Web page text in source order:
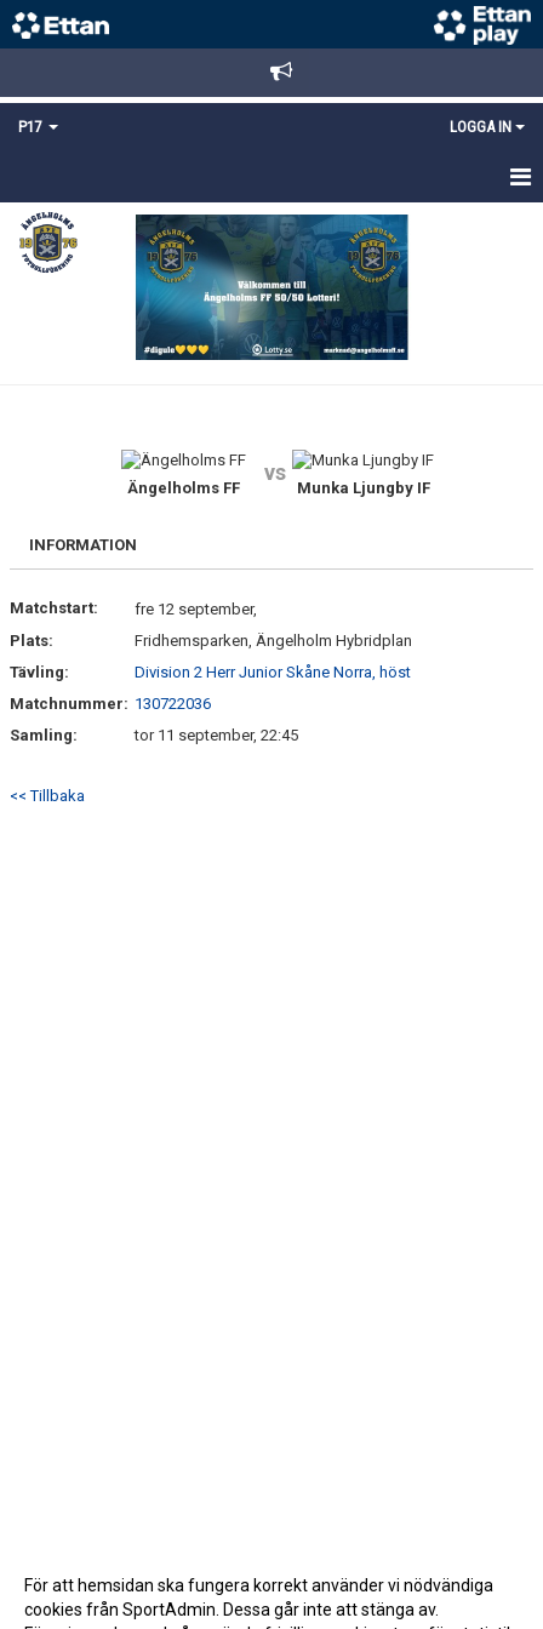
P17 LOGGA IN
HEM
NYHETER
KONTAKT
Ängelholms FF
vs
Munka Ljungby IF
INFORMATION
Matchstart:
fre 12 september,
Plats:
Fridhemsparken, Ängelholm Hybridplan
Tävling:
Division 2 Herr Junior Skåne Norra, höst
Matchnummer: 130722036
Samling:
tor 11 september, 22:45
<< Tillbaka
För att hemsidan ska fungera korrekt använder vi nödvändiga
cookies från SportAdmin. Dessa går inte att stänga av.